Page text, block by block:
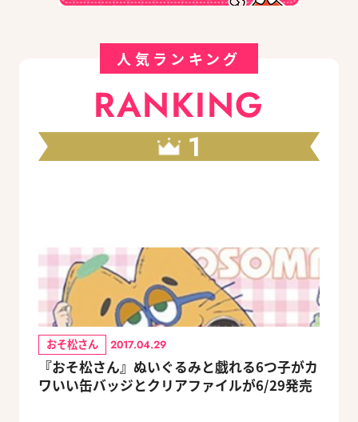
人気ランキング
RANKING
1
おそ松さん 2017.04.29
『おそ松さん』ぬいぐるみと戯れる6つ子がカ
ワいい缶バッジとクリアファイルが6/29発売